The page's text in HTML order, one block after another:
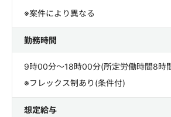
※案件により異なる
勤務時間
9時00分～18時00分(所定労働時間8時
※フレックス制あり(条件付)
想定給与